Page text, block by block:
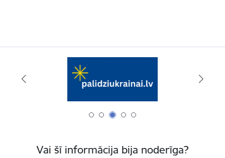
Vai šī informācija bija noderīga?